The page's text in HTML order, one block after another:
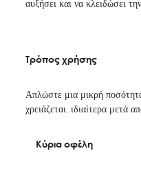
αυξήσει και να κλειδώσει
Τρόπος χρήσης
Απλώστε μια μικρή
χρειάζεται, ιδιαίτερα μετά
Κύρια οφέλη